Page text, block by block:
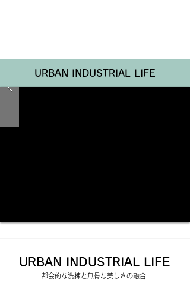
URBAN INDUSTRIAL LIFE
URBAN INDUSTRIAL LIFE
都会的な洗練と無骨な美しさの融合